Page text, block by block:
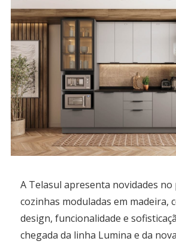
A Telasul apresenta novidades
cozinhas moduladas em madeira,
design, funcionalidade e
chegada da linha Lumina e da